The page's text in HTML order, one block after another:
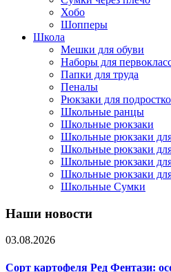
Хобо
Шопперы
Школа
Мешки для обуви
Наборы для
Папки для труда
Пеналы
Рюкзаки для
Школьные ранцы
Школьные рюкзаки
Школьные рюкзаки для
Школьные рюкзаки для
Школьные рюкзаки для
Школьные рюкзаки для
Школьные Сумки
Наши новости
03.08.2026
Сорт картофеля Ред Фентази: